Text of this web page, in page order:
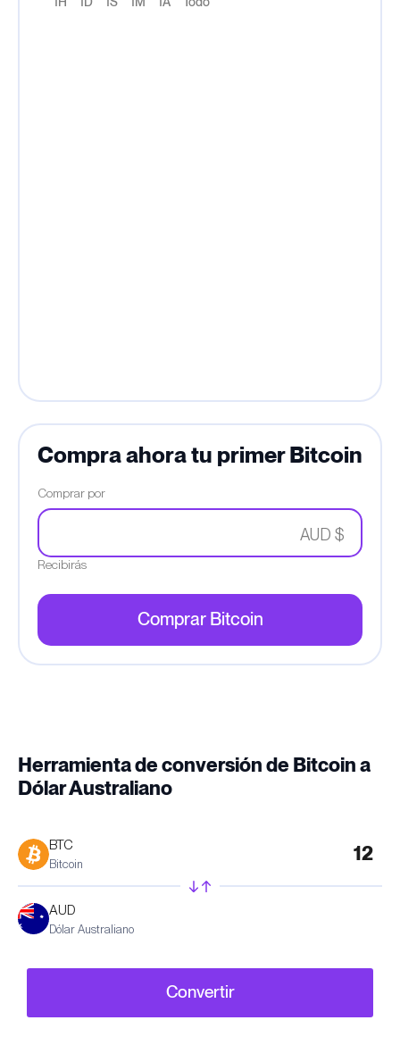
1H 1D 1S 1M 1A Todo
Compra ahora tu primer Bitcoin
Comprar por
AUD $
Recibirás
Comprar Bitcoin
Herramienta de conversión de Bitcoin a
Dólar Australiano
BTC
Bitcoin
AUD
Dólar Australiano
Convertir